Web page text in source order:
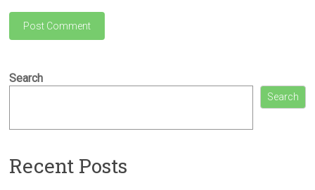
Search
Search
Recent Posts